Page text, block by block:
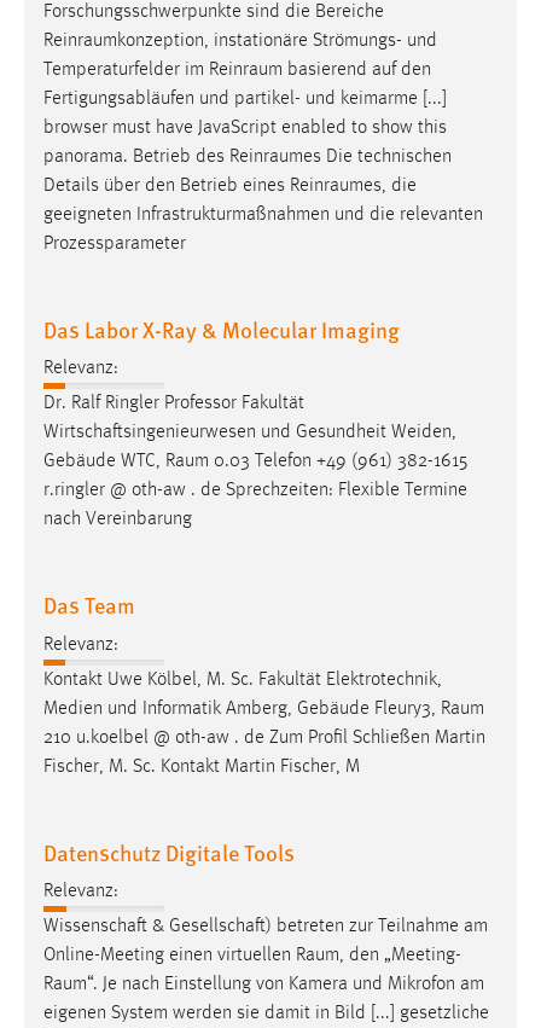
Forschungsschwerpunkte sind die Bereiche
Reinraumkonzeption, instationäre Strömungs- und
Temperaturfelder im Reinraum basierend auf den
Fertigungsabläufen und partikel- und keimarme [...]
browser must have JavaScript enabled to show this
panorama. Betrieb des Reinraumes Die technischen
Details über den Betrieb eines Reinraumes, die
geeigneten Infrastrukturmaßnahmen und die relevanten
Prozessparameter
Das Labor X-Ray & Molecular Imaging
Relevanz:
Dr. Ralf Ringler Professor Fakultät
Wirtschaftsingenieurwesen und Gesundheit Weiden,
Gebäude WTC, Raum 0.03 Telefon +49 (961) 382-1615
r.ringler @ oth-aw . de Sprechzeiten: Flexible Termine
nach Vereinbarung
Das Team
Relevanz:
Kontakt Uwe Kölbel, M. Sc. Fakultät Elektrotechnik,
Medien und Informatik Amberg, Gebäude Fleury3, Raum
210 u.koelbel @ oth-aw . de Zum Profil Schließen Martin
Fischer, M. Sc. Kontakt Martin Fischer, M
Datenschutz Digitale Tools
Relevanz:
Wissenschaft & Gesellschaft) betreten zur Teilnahme am
Online-Meeting einen virtuellen Raum, den „Meeting-
Raum“. Je nach Einstellung von Kamera und Mikrofon am
eigenen System werden sie damit in Bild [...] gesetzliche
Sprachpräferenz
Name:
site-language-preference
Zweck:
Das Cookie speichert die gewählte Sprache der Website.
Cookie Laufzeit:
Chat
Name:
MibewSessionID, MIBEW_UserID, mibew_locale, mibew-
chat-frame-style-5e9dbeb1811c0446
Zweck:
Wird benötigt um die Chatfunktion nutzen zu können.
5e9dbeb1811c0446 = Sitzungslaufzeit, mibew_locale = 3
Login
Name:
fe_user, be_user, be_lastLoginProvider
Dieser Cookie ist notwendig um sich an der Website
Cookie Laufzeit:
24 Stunden